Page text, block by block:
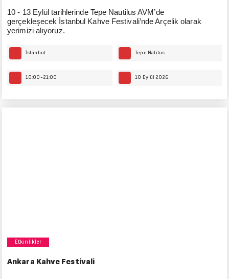
10 - 13 Eylül tarihlerinde Tepe Nautilus AVM’de
gerçekleşecek İstanbul Kahve Festivali’nde Arçelik olarak
yerimizi alıyoruz.
İstanbul Tepe Natilus
10:00-21:00 10 Eylül 2026
Etkinlikler
Ankara Kahve Festivali